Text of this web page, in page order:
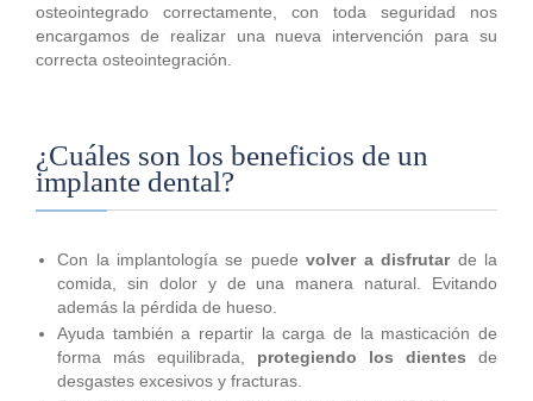
osteointegrado correctamente, con toda seguridad nos
encargamos de realizar una nueva intervención para su
correcta osteointegración.
¿Cuáles son los beneficios de un
implante dental?
Con la implantología se puedevolver a disfrutarde la
comida, sin dolor y de una manera natural. Evitando
además la pérdida de hueso.
Ayuda también a repartir la carga de la masticación de
forma más equilibrada, protegiendo los dientes de
desgastes excesivos y fracturas.